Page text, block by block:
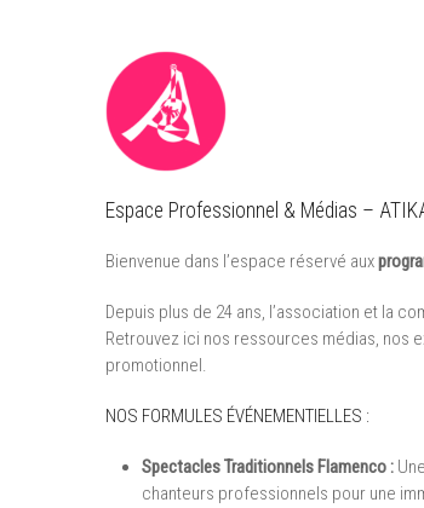
Espace Professionnel & Médias –
Bienvenue dans l’espace réservé aux
Depuis plus de 24 ans, l’association et la
Retrouvez ici nos ressources médias, nos
promotionnel.
NOS FORMULES ÉVÉNEMENTIELLES :
Spectacles Traditionnels Flamenco :
chanteurs professionnels pour une